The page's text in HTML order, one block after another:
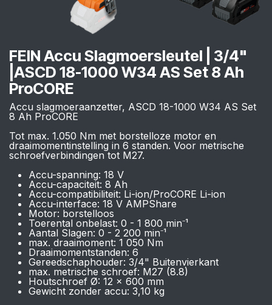
FEIN Accu Slagmoersleutel | 3/4"
|ASCD 18-1000 W34 AS Set 8 Ah
ProCORE
Accu slagmoeraanzetter, ASCD 18-1000 W34 AS Set
8 Ah ProCORE
Tot max. 1.050 Nm met borstelloze motor en
draaimomentinstelling in 6 standen. Voor metrische
schroefverbindingen tot M27.
Accu-spanning: 18 V
Accu-capaciteit: 8 Ah
Accu-compatibiliteit: Li-ion/ProCORE Li-ion
Accu-interface: 18 V AMPShare
Motor: borstelloos
Toerental onbelast: 0 - 1 800 min⁻¹
Aantal Slagen: 0 - 2 200 min⁻¹
max. draaimoment: 1 050 Nm
Draaimomentstanden: 6
Gereedschaphouder: 3/4" Buitenvierkant
max. metrische schroef: M27 (8.8)
Houtschroef Ø: 12 x 600 mm
Gewicht zonder accu: 3,10 kg